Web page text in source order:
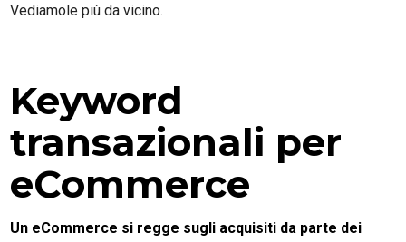
Vediamole più da vicino.
Keyword
transazionali per
eCommerce
Un eCommerce si regge sugli acquisiti da parte dei